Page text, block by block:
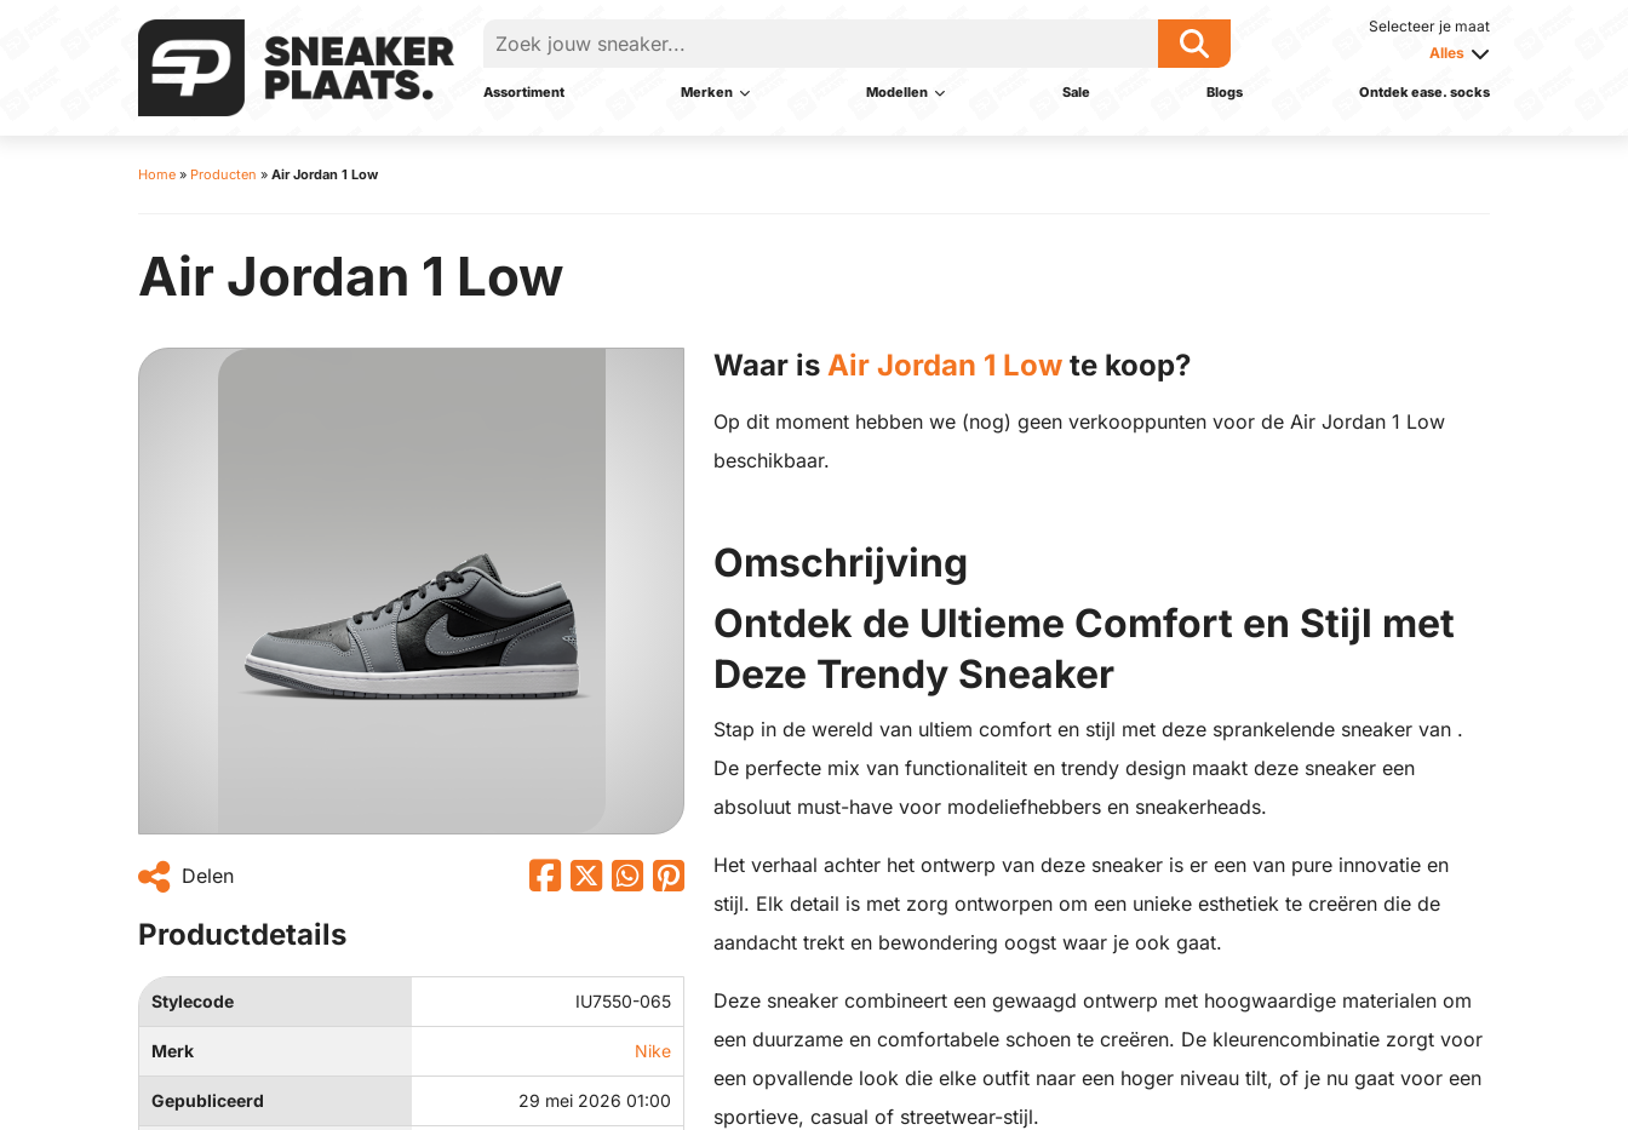
Selecteer je maat
Alles
Assortiment Merken Modellen Sale Blogs Ontdek ease. socks
Home » Producten » Air Jordan 1 Low
Air Jordan 1 Low
Delen
Productdetails
Stylecode IU7550-065
Merk Nike
Gepubliceerd 29 mei 2026 01:00
Waar is Air Jordan 1 Low te koop?
Op dit moment hebben we (nog) geen verkooppunten voor de Air Jordan 1 Low
beschikbaar.
Omschrijving
Ontdek de Ultieme Comfort en Stijl met
Deze Trendy Sneaker
Stap in de wereld van ultiem comfort en stijl met deze sprankelende sneaker van .
De perfecte mix van functionaliteit en trendy design maakt deze sneaker een
absoluut must-have voor modeliefhebbers en sneakerheads.
Het verhaal achter het ontwerp van deze sneaker is er een van pure innovatie en
stijl. Elk detail is met zorg ontworpen om een unieke esthetiek te creëren die de
aandacht trekt en bewondering oogst waar je ook gaat.
Deze sneaker combineert een gewaagd ontwerp met hoogwaardige materialen om
een duurzame en comfortabele schoen te creëren. De kleurencombinatie zorgt voor
een opvallende look die elke outfit naar een hoger niveau tilt, of je nu gaat voor een
sportieve, casual of streetwear-stijl.